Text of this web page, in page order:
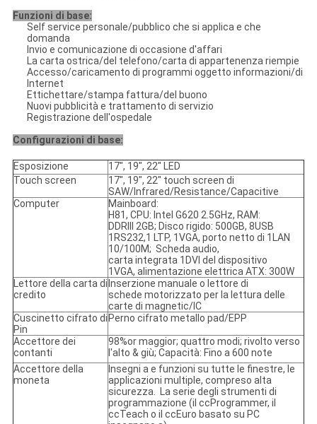
Funzioni di base:
Self service personale/pubblico che si applica e che
domanda
Invio e comunicazione di occasione d'affari
La carta ostrica/del telefono/carta di appartenenza riempie
Accesso/caricamento di programmi oggetto informazioni/di
Internet
Ettichettare/stampa fattura/del buono
Nuovi pubblicità e trattamento di servizio
Registrazione dell'ospedale
Configurazioni di base:
Esposizione
17", 19", 22" LED
Touch screen
17", 19", 22" touch screen di
SAW/Infrared/Resistance/Capacitive
Computer
Mainboard:
H81, CPU: Intel G620 2.5GHz, RAM:
DDRIII 2GB; Disco rigido: 500GB, 8USB
1RS232,1 LTP, 1VGA, porto netto di 1LAN
10/100M; Scheda audio,
carta integrata 1DVI del dispositivo
1VGA, alimentazione elettrica ATX: 300W
Lettore della carta di
credito
Inserzione manuale o lettore di
schede motorizzato per la lettura delle
carte di magnetic/IC
Cuscinetto cifrato di
Pin
Perno cifrato metallo pad/EPP
Accettore dei
contanti
98%or maggior; quattro modi; rivolto verso
l'alto & giù; Capacità: Fino a 600 note
Accettore della
moneta
Insegni a e funzioni su tutte le finestre, le
applicazioni multiple, compreso alta
sicurezza. La serie degli strumenti di
programmazione (il ccProgrammer, il
ccTeach o il ccEuro basato su PC